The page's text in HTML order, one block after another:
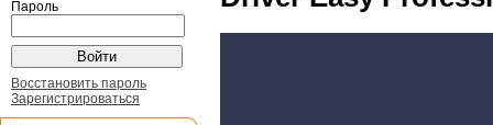
Пароль
Восстановить пароль
Зарегистрироваться